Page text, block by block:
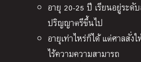
อายุ 20-25 ปี เรียนอยู่ระ
ปริญญาตรีขึ้นไป
อายุเท่าไหร่ก็ได้ แต่ศาลสั่ง
ไร้ความความสามารถ